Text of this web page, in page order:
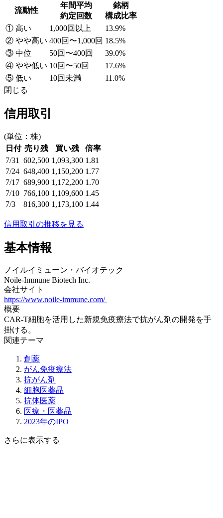
流動性
年間平均
約定回数
銘柄
構成比率
① 高い
1,000回以上
13.9%
② やや高い 400回〜1,000回 18.5%
③ 中位
50回〜400回
39.0%
④ やや低い 10回〜50回
17.6%
⑤ 低い
10回未満
11.0%
閉じる
信用取引
(単位：株)
日付 売り残 買い残
倍率
7/31
602,500 1,093,300 1.81
7/24 648,400 1,150,200 1.77
7/17 689,900 1,172,200 1.70
7/10 766,100 1,109,600 1.45
7/3
816,300 1,173,100 1.44
信用取引の推移を見る
基本情報
ノイルイミューン・バイオテック
Noile-Immune Biotech Inc.
会社サイト
https://www.noile-immune.com/
概要
CAR-T細胞を活用した新規免疫療法で抗がん剤の開発を手
掛ける。
関連テーマ
創薬
がん免疫療法
抗がん剤
細胞医薬品
抗体医薬
医療・医薬品
2023年のIPO
さらに表示する